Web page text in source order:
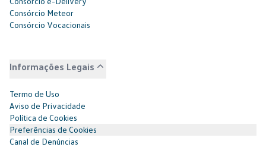
Consórcio Meteor
Consórcio Vocacionais
Informações Legais
Termo de Uso
Aviso de Privacidade
Política de Cookies
Preferências de Cookies
Canal de Denúncias